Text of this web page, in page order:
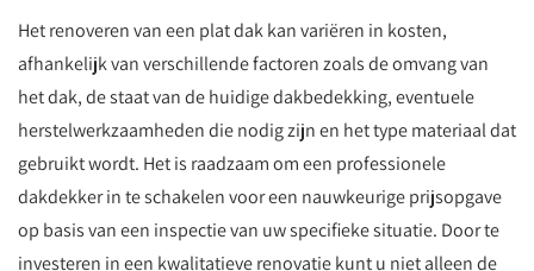
Het renoveren van een plat dak kan variëren in kosten,
afhankelijk van verschillende factoren zoals de omvang van
het dak, de staat van de huidige dakbedekking, eventuele
herstelwerkzaamheden die nodig zijn en het type materiaal dat
gebruikt wordt. Het is raadzaam om een professionele
dakdekker in te schakelen voor een nauwkeurige prijsopgave
op basis van een inspectie van uw specifieke situatie. Door te
investeren in een kwalitatieve renovatie kunt u niet alleen de